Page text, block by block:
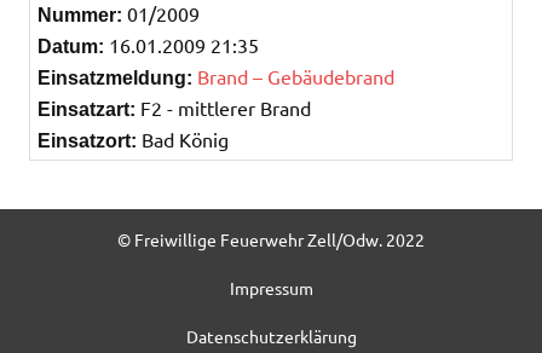
Nummer: 01/2009
Datum: 16.01.2009 21:35
Einsatzmeldung: Brand – Gebäudebrand
Einsatzart: F2 - mittlerer Brand
Einsatzort: Bad König
© Freiwillige Feuerwehr Zell/Odw. 2022
Impressum
Datenschutzerklärung